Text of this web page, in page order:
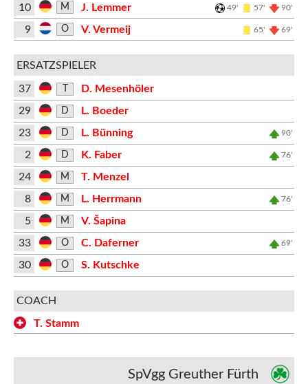
10 M J. Lemmer 49' 57' 90'
9 O V. Vermeij 65' 69'
ERSATZSPIELER
37
D. Mesenhöler
29
D
L. Boeder
23
D L. Bünning 90'
2 D K. Faber 76'
24 M
T. Menzel
8
M L. Herrmann 76'
5 M
V. Šapina
33
O C. Daferner 69'
30 O S. Kutschke
COACH
T. Stamm
SpVgg Greuther Fürth